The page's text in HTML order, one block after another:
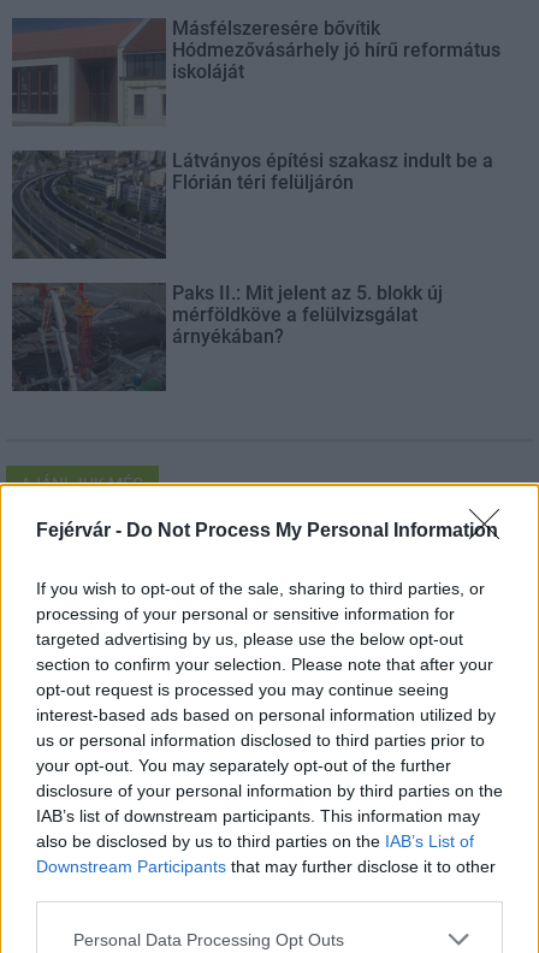
Fejérvár - Do Not Process My Personal Information
If you wish to opt-out of the sale, sharing to third parties, or
processing of your personal or sensitive information for
targeted advertising by us, please use the below opt-out
section to confirm your selection. Please note that after your
opt-out request is processed you may continue seeing
interest-based ads based on personal information utilized by
us or personal information disclosed to third parties prior to
your opt-out. You may separately opt-out of the further
disclosure of your personal information by third parties on the
IAB’s list of downstream participants. This information may
also be disclosed by us to third parties on the IAB’s List of
Downstream Participants that may further disclose it to other
Please note that this website/app uses one or more Google
Personal Data Processing Opt Outs
Másfélszeresére bővítik
Hódmezővásárhely jó hírű református
iskoláját
Látványos építési szakasz indult be a
Flórián téri felüljárón
Paks II.: Mit jelent az 5. blokk új
mérföldköve a felülvizsgálat
árnyékában?
AJÁNLJUK MÉG
Amire többmillióan vártunk: szombattól másodfokúra
csökken a riasztás